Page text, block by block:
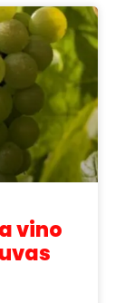
vino